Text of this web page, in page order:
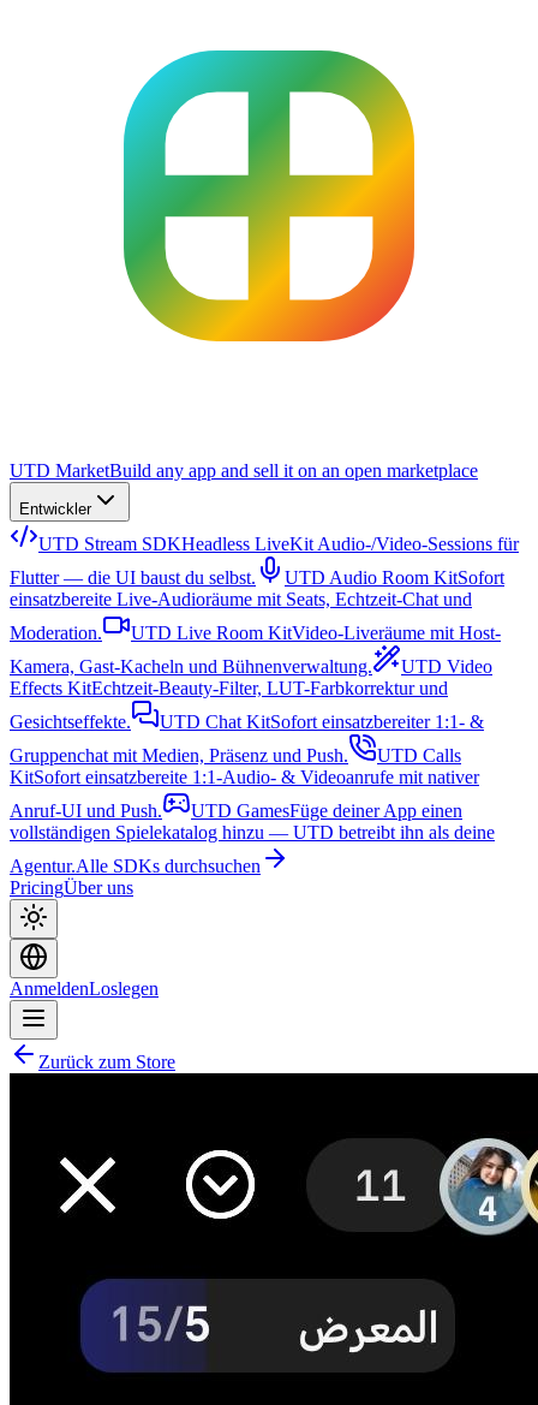
UTD MarketBuild any app and sell it on an open marketplace
Entwickler
UTD Stream SDKHeadless LiveKit Audio-/Video-Sessions für
Flutter — die UI baust du selbst.
UTD Audio Room KitSofort
einsatzbereite Live-Audioräume mit Seats, Echtzeit-Chat und
Moderation.
UTD Live Room KitVideo-Liveräume mit Host-
Kamera, Gast-Kacheln und Bühnenverwaltung.
UTD Video
Effects KitEchtzeit-Beauty-Filter, LUT-Farbkorrektur und
Gesichtseffekte.
UTD Chat KitSofort einsatzbereiter 1:1- &
Gruppenchat mit Medien, Präsenz und Push.
UTD Calls
KitSofort einsatzbereite 1:1-Audio- & Videoanrufe mit nativer
Anruf-UI und Push.
UTD GamesFüge deiner App einen
vollständigen Spielekatalog hinzu — UTD betreibt ihn als deine
Agentur.Alle SDKs durchsuchen
PricingÜber uns
AnmeldenLoslegen
Zurück zum Store